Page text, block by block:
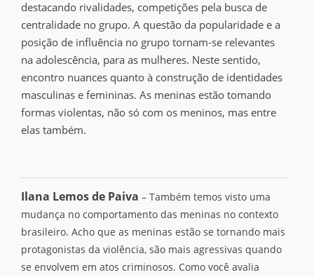
destacando rivalidades, competições pela busca de
centralidade no grupo. A questão da popularidade e a
posição de influência no grupo tornam-se relevantes
na adolescência, para as mulheres. Neste sentido,
encontro nuances quanto à construção de identidades
masculinas e femininas. As meninas estão tomando
formas violentas, não só com os meninos, mas entre
elas também.
Ilana Lemos de Paiva – Também temos visto uma
mudança no comportamento das meninas no contexto
brasileiro. Acho que as meninas estão se tornando mais
protagonistas da violência, são mais agressivas quando
se envolvem em atos criminosos. Como você avalia